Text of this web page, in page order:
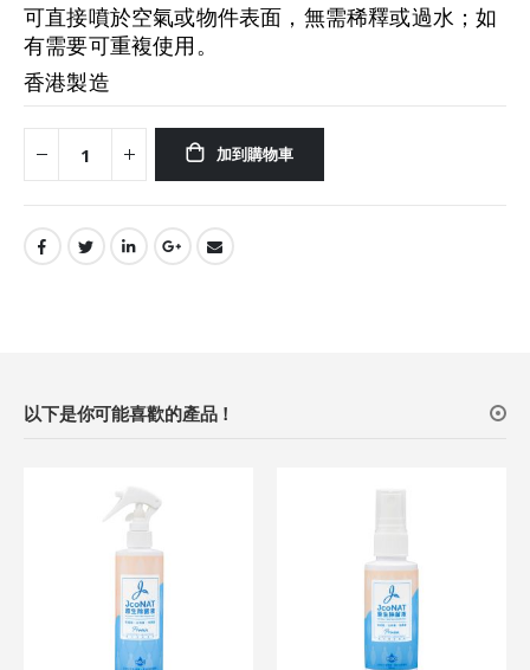
可直接噴於空氣或物件表面，無需稀釋或過水；如
有需要可重複使用。
香港製造
加到購物車
以下是你可能喜歡的產品！